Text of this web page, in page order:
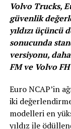
Süslü,
Wrangler,
Volvo Trucks,
güvenlik
yıldızı üçüncü
sonucunda
versiyonu,
FM ve Volvo
Euro NCAP’in
iki
modelleri en
yıldız ile